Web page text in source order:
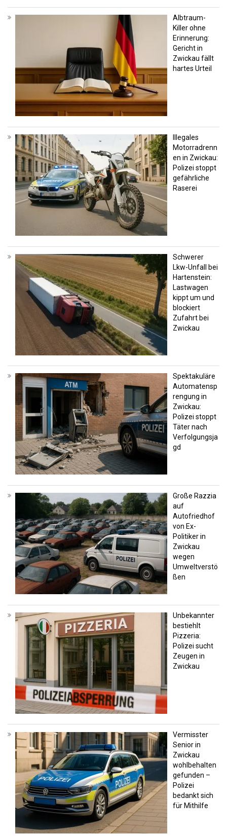
Albtraum-
Killer ohne
Erinnerung:
Gericht in
Zwickau fällt
hartes Urteil
Illegales
Motorradrenn
en in Zwickau:
Polizei stoppt
gefährliche
Raserei
Schwerer
Lkw-Unfall bei
Hartenstein:
Lastwagen
kippt um und
blockiert
Zufahrt bei
Zwickau
Spektakuläre
Automatensp
rengung in
Zwickau:
Polizei stoppt
Täter nach
Verfolgungsja
gd
Große Razzia
auf
Autofriedhof
von Ex-
Politiker in
Zwickau
wegen
Umweltverstö
ßen
Unbekannter
bestiehlt
Pizzeria:
Polizei sucht
Zeugen in
Zwickau
Vermisster
Senior in
Zwickau
wohlbehalten
gefunden –
Polizei
bedankt sich
für Mithilfe